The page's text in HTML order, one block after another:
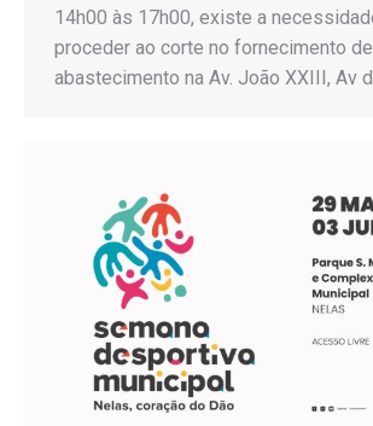
14h00 às 17h00, existe a
proceder ao corte no fornecimento
abastecimento na Av. João XXIII, Av